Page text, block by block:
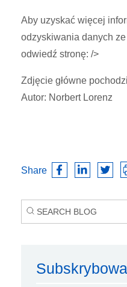
Aby uzyskać więcej
odzyskiwania danych
odwiedź stronę: />
Zdjęcie główne
Autor: Norbert Lorenz
Share